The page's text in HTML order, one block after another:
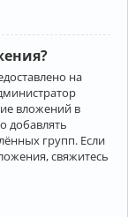
на
вложений в
добавлять
групп. Если
свяжитесь